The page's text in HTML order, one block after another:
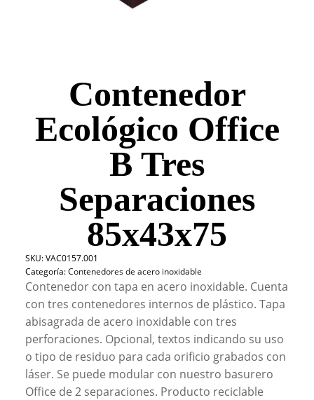
Contenedor
Ecológico Office
B Tres
Separaciones
85x43x75
SKU:VAC0157.001
Categoría:Contenedores de acero inoxidable
Contenedor con tapa en acero inoxidable. Cuenta
con tres contenedores internos de plástico. Tapa
abisagrada de acero inoxidable con tres
perforaciones. Opcional, textos indicando su uso
o tipo de residuo para cada orificio grabados con
láser. Se puede modular con nuestro basurero
Office de 2 separaciones. Producto reciclable